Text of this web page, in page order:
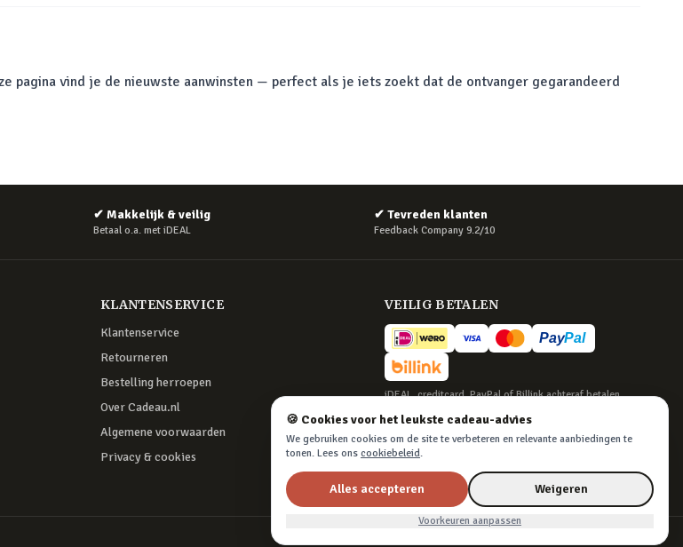
pagina vind je de nieuwste aanwinsten — perfect als je iets zoekt dat de ontvanger gegarandeerd
✔ Makkelijk & veilig
Betaal o.a. met iDEAL
✔ Tevreden klanten
Feedback Company 9.2/10
KLANTENSERVICE
Klantenservice
Retourneren
Bestelling herroepen
Over Cadeau.nl
Algemene voorwaarden
Privacy & cookies
VEILIG BETALEN
iDEAL, creditcard, PayPal of Billink achteraf betalen
BEZORGING
Voor 22:45 besteld, morgen in huis. Tot 365
dagen retourneren.
🍪 Cookies voor het leukste cadeau-advies
We gebruiken cookies om de site te verbeteren en relevante aanbiedingen te
tonen. Lees ons cookiebeleid.
Alles accepteren Weigeren
Voorkeuren aanpassen